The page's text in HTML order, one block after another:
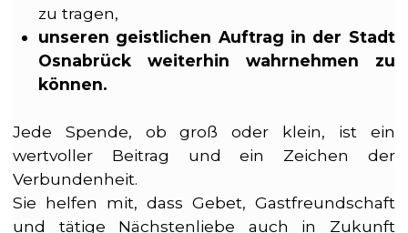
zu tragen,
unseren geistlichen Auftrag in der Stadt
Osnabrück weiterhin wahrnehmen zu
können.
Jede Spende, ob groß oder klein, ist ein
wertvoller Beitrag und ein Zeichen der
Verbundenheit.
Sie helfen mit, dass Gebet, Gastfreundschaft
und tätige Nächstenliebe auch in Zukunft